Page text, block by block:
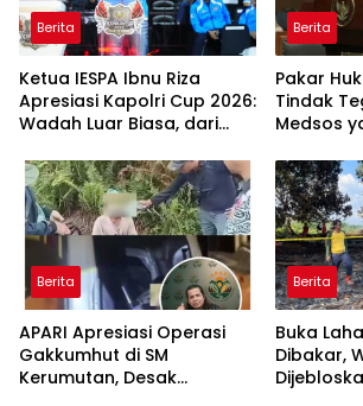
Berita
Ketua IESPA Ibnu Riza
Apresiasi Kapolri Cup 2026:
Wadah Luar Biasa, dari
Nasional
Berita
Pakar
Tindak
Medsos
Berita
APARI Apresiasi Operasi
Gakkumhut di SM
Kerumutan, Desak
Berita
Buka
Dibakar,